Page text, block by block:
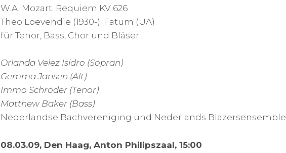
W.A. Mozart: Requiem KV 626
Theo Loevendie (1930-): Fatum (UA)
für Tenor, Bass, Chor und Bläser
Orlanda Velez Isidro (Sopran)
Gemma Jansen (Alt)
Immo Schröder (Tenor)
Matthew Baker (Bass)
Nederlandse Bachvereniging und Nederlands Blazersensemble
08.03.09, Den Haag, Anton Philipszaal, 15:00